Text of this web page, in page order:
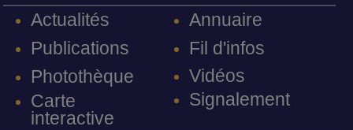
Actualités
Publications
Photothèque
Carte
interactive
Annuaire
Fil d'infos
Vidéos
Signalement